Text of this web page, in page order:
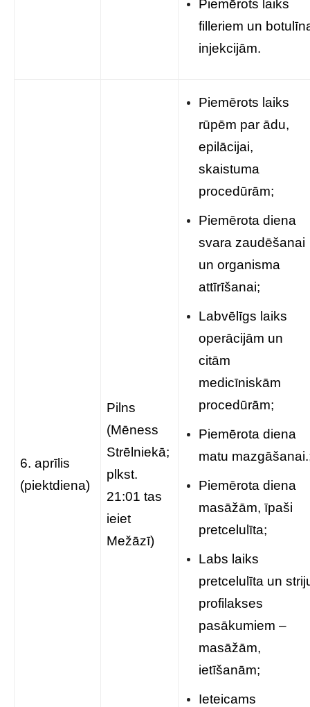
Piemērots laiks
filleriem un
injekcijām.
6. aprīlis
(piektdiena)
Pilns
(Mēness
Strēlniekā;
plkst.
21:01 tas
ieiet
Mežāzī)
Piemērots laiks
rūpēm par ādu,
epilācijai,
skaistuma
procedūrām;
Piemērota diena
svara zaudēšanai
un organisma
attīrīšanai;
Labvēlīgs laiks
operācijām un
citām
medicīniskām
procedūrām;
Piemērota diena
matu
Piemērota diena
masāžām, īpaši
pretcelulīta;
Labs laiks
pretcelulīta un
profilakses
pasākumiem –
masāžām,
ietīšanām;
Ieteicams